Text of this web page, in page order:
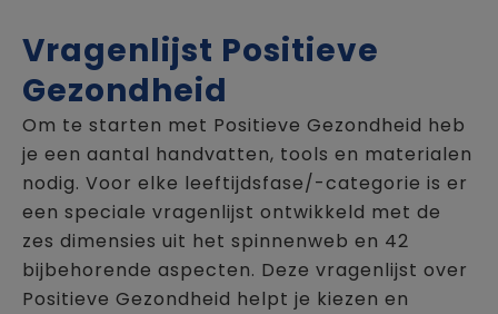
Vragenlijst Positieve
Gezondheid
Om te starten met Positieve Gezondheid heb
je een aantal handvatten, tools en materialen
nodig. Voor elke leeftijdsfase/-categorie is er
een speciale vragenlijst ontwikkeld met de
zes dimensies uit het spinnenweb en 42
bijbehorende aspecten. Deze vragenlijst over
Positieve Gezondheid helpt je kiezen en